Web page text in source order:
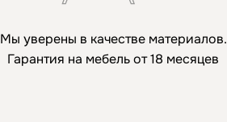
Мы уверены в качестве материалов.
Гарантия на мебель от 18 месяцев